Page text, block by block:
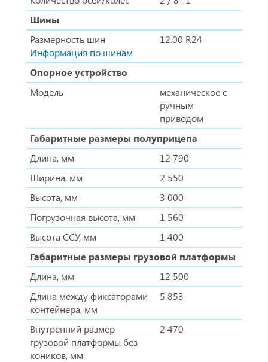
Шины
Размерность шин
Информация по шинам
12.00 R24
Опорное устройство
Модель
механическое с
ручным
приводом
Габаритные размеры полуприцепа
Длина, мм
12 790
Ширина, мм
2 550
Высота, мм
3 000
Погрузочная высота, мм
1 560
Высота ССУ, мм
1 400
Габаритные размеры грузовой платформы
Длина, мм
12 500
Длина между фиксаторами
контейнера, мм
5 853
Внутренний размер
грузовой платформы без
коников, мм
2 470